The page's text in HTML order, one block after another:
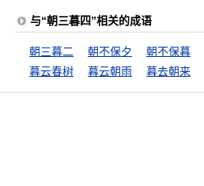
与“朝三暮四”相关的成语
朝三暮二 朝不保夕 朝不保暮
暮云春树
暮云朝雨 暮去朝来